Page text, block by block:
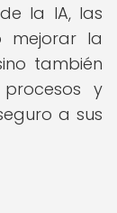
la IA, las
mejorar la
también
y
a sus